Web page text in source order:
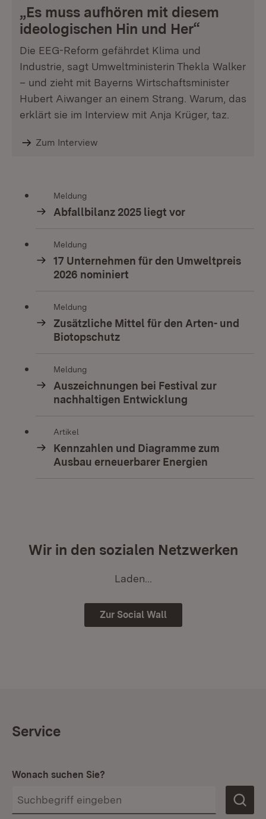
„Es muss aufhören mit diesem
ideologischen Hin und Her“
Die EEG-Reform gefährdet Klima und
Industrie, sagt Umweltministerin Thekla Walker
– und zieht mit Bayerns Wirtschaftsminister
Hubert Aiwanger an einem Strang. Warum, das
erklärt sie im Interview mit Anja Krüger, taz.
Zum Interview
Meldung
Abfallbilanz 2025 liegt vor
Meldung
17 Unternehmen für den Umweltpreis
2026 nominiert
Meldung
Zusätzliche Mittel für den Arten- und
Biotopschutz
Meldung
Auszeichnungen bei Festival zur
nachhaltigen Entwicklung
Artikel
Kennzahlen und Diagramme zum
Ausbau erneuerbarer Energien
Wir in den sozialen Netzwerken
Laden...
Zur Social Wall
Service
Wonach suchen Sie?